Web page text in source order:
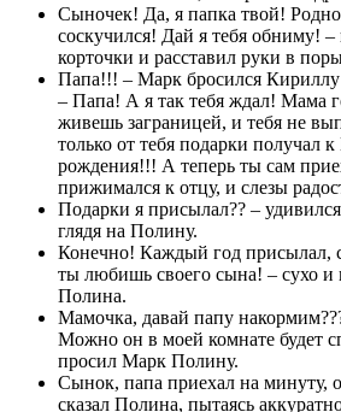
Сыночек! Да, я папка твой!
соскучился! Дай я тебя обниму!
корточки и расставил руки в
Папа!!! – Марк бросился
– Папа! А я так тебя ждал! Мама
живешь заграницей, и тебя не
только от тебя подарки получал
рождения!!! А теперь ты сам
прижимался к отцу, и слезы
Подарки я присылал?? –
глядя на Полину.
Конечно! Каждый год присылал,
ты любишь своего сына! – сухо и
Полина.
Мамочка, давай папу
Можно он в моей комнате будет
просил Марк Полину.
Сынок, папа приехал на минуту,
сказал Полина, пытаясь